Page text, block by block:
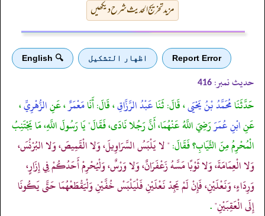
مزید تخریج الحدیث شرح دیکھیں
Report Error اظهار التشكيل 🔍 English
حدیث نمبر: 416
حَدَّثَنَامُحَمَّدُ بْنُ يَحْيَى، قَالَ: ثَنَاعَبْدُ الرَّزَّاقِ، قَالَ: أَنَامَعْمَرٌ، عَنِالزُّهْرِيِّ،
عَنِابْنِ عُمَرَرَضِيَ اللَّهُ عَنْهُمَا، أَنَّ رَجُلا نَادَى، فَقَالَ" يَا رَسُولَ اللَّهِ، مَا يَجْتَنِبُ
الْمُحْرِمُ مِنَ الثِّيَابِ؟ فَقَالَ:" لا يَلْبَسُ السَّرَاوِيلَ، وَلا الْقَمِيصَ، وَلا البُرْنُسَ،
وَلا الْعِمَامَةَ، وَلا ثَوْبًا مَسَّهُ زَعْفَرَانٌ، وَلا وَرْسٌ، وَلْيُحْرِمْ أَحَدُكُمْ فِي إِزَارٍ،
وَرِدَاءٍ، وَنَعْلَيْنِ، فَإِنْ لَمْ يَجِدْ نَعْلَيْنِ فَلْيَلْبَسْ خُفَّيْنِ وَلْيَقْطَعْهُمَا حَتَّى يَكُونَا
إِلَى الْعَقِبَيْنِ".